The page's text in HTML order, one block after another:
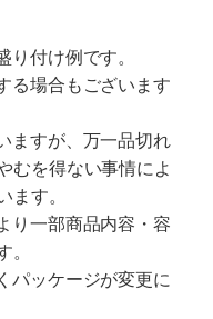
付け例です。
る場合もございます
ますが、万一品切れ
むを得ない事情によ
ます。
り一部商品内容・容
パッケージが変更に